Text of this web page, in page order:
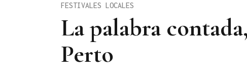
La palabra
Perto
FESTIVALES LOCALES